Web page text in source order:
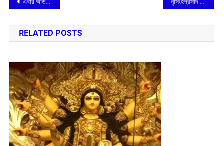
navigation
RELATED POSTS